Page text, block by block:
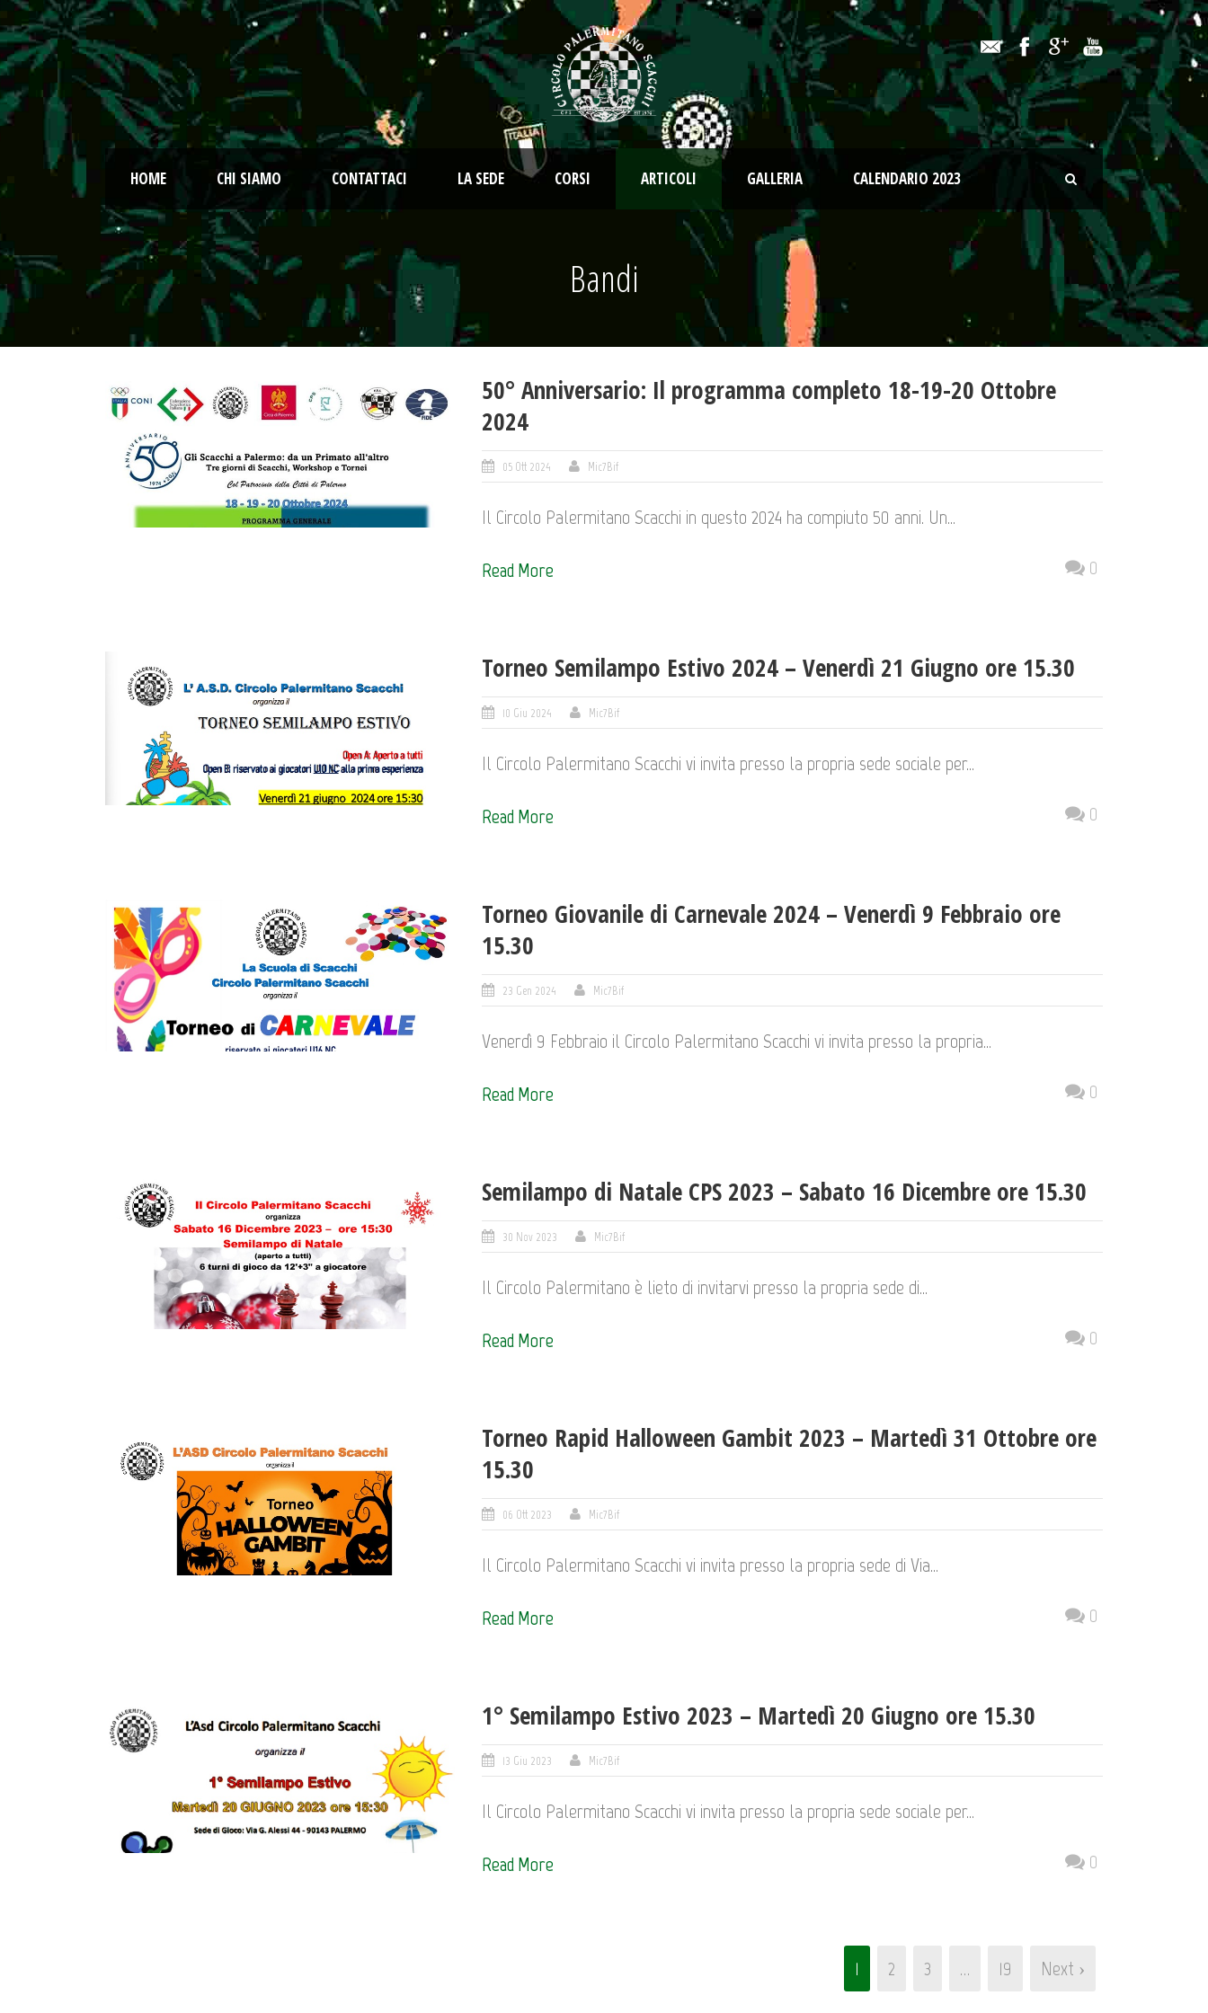
HOME CHI SIAMO CONTATTACI LA SEDE CORSI ARTICOLI GALLERIA CALENDARIO 2023
Bandi
50° Anniversario: Il programma completo 18-19-20 Ottobre
2024
05 Ott 2024 Mic7Bif
Il Circolo Palermitano Scacchi in questo 2024 ha compiuto 50 anni. Un...
Read More 0
Torneo Semilampo Estivo 2024 – Venerdì 21 Giugno ore 15.30
10 Giu 2024 Mic7Bif
Il Circolo Palermitano Scacchi vi invita presso la propria sede sociale per...
Read More 0
Torneo Giovanile di Carnevale 2024 – Venerdì 9 Febbraio ore
15.30
23 Gen 2024 Mic7Bif
Venerdì 9 Febbraio il Circolo Palermitano Scacchi vi invita presso la propria...
Read More 0
Semilampo di Natale CPS 2023 – Sabato 16 Dicembre ore 15.30
30 Nov 2023 Mic7Bif
Il Circolo Palermitano è lieto di invitarvi presso la propria sede di...
Read More 0
Torneo Rapid Halloween Gambit 2023 – Martedì 31 Ottobre ore
15.30
06 Ott 2023 Mic7Bif
Il Circolo Palermitano Scacchi vi invita presso la propria sede di Via...
Read More 0
1° Semilampo Estivo 2023 – Martedì 20 Giugno ore 15.30
13 Giu 2023 Mic7Bif
Il Circolo Palermitano Scacchi vi invita presso la propria sede sociale per...
Read More 0
1 2 3 … 19 Next ›